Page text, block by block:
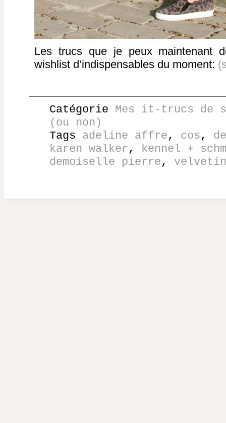
Les trucs que je peux maintenant
wishlist d’indispensables du moment:
Catégorie Mes it-trucs de
(ou non)
Tags adeline affre, cos,
karen walker, kennel +
demoiselle pierre,